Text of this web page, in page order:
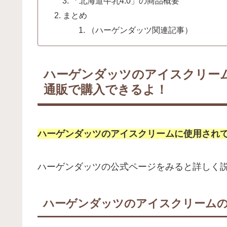
まとめ
（ハーゲンダッツ関連記事）
ハーゲンダッツのアイスクリー
通販で購入できるよ！
ハーゲンダッツのアイスクリームに使用され
ハーゲンダッツの公式ページをみると詳しく
ハーゲンダッツのアイスクリーム